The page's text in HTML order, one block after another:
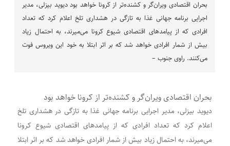
بحران اقتصادی ویران‌گر و کشنده‌تر از کرونا خواهد بود دیوید بیزلی، مدیر
اجرایی برنامه جهانی غذا به تازگی در هشداری تلخ اعلام کرد که تعداد
افرادی که از پیامدهای اقتصادی شیوع کرونا می‌میرند، به احتمال زیاد
بیش از شمار افرادی خواهد شد که بر اثر ابتلا به خود این ویروس فوت
می‌کنند. راوی جنوب –
بحران اقتصادی ویران‌گر و کشنده‌تر از کرونا خواهد بود
دیوید بیزلی، مدیر اجرایی برنامه جهانی غذا به تازگی در هشداری تلخ
اعلام کرد که تعداد افرادی که از پیامدهای اقتصادی شیوع کرونا
می‌میرند، به احتمال زیاد بیش از شمار افرادی خواهد شد که بر اثر ابتلا